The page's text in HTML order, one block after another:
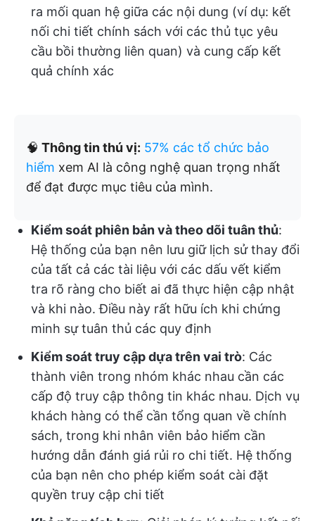
ra mối quan hệ giữa các nội dung (ví dụ: kết
nối chi tiết chính sách với các thủ tục yêu
cầu bồi thường liên quan) và cung cấp kết
quả chính xác
🧠 Thông tin thú vị: 57% các tổ chức bảo
hiểm xem AI là công nghệ quan trọng nhất
để đạt được mục tiêu của mình.
Kiểm soát phiên bản và theo dõi tuân thủ:
Hệ thống của bạn nên lưu giữ lịch sử thay đổi
của tất cả các tài liệu với các dấu vết kiểm
tra rõ ràng cho biết ai đã thực hiện cập nhật
và khi nào. Điều này rất hữu ích khi chứng
minh sự tuân thủ các quy định
Kiểm soát truy cập dựa trên vai trò: Các
thành viên trong nhóm khác nhau cần các
cấp độ truy cập thông tin khác nhau. Dịch vụ
khách hàng có thể cần tổng quan về chính
sách, trong khi nhân viên bảo hiểm cần
hướng dẫn đánh giá rủi ro chi tiết. Hệ thống
của bạn nên cho phép kiểm soát cài đặt
quyền truy cập chi tiết